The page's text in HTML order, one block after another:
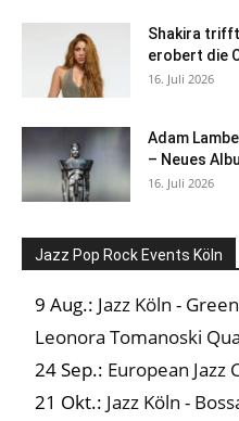
Shakira trifft
erobert die
16. Juli 2026
Adam
– Neues
16. Juli 2026
Jazz Pop Rock Events Köln
9 Aug.: Jazz Köln -
Leonora Tomanoski
24 Sep.: European Jazz
21 Okt.: Jazz Köln -